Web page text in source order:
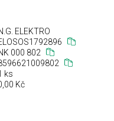
ELEKTRO
000 802
ks
Kč